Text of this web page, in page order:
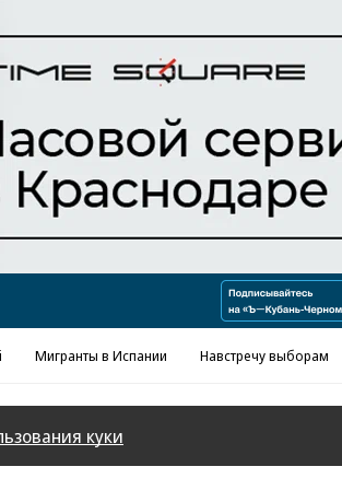
в «Ъ» www.kommersant.ru/ad
Мигранты в Испании Навстречу выборам
куки